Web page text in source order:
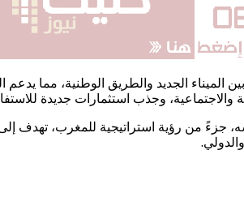
الجديد والطريق الوطنية، مما يدعم
والاجتماعية، وجذب استثمارات جديدة
جزءً من رؤية استراتيجية للمغرب، تهدف